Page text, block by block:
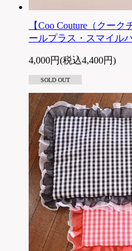
【Coo Couture（クー
ールプラス・スマイル
4,000円(税込4,400円)
SOLD OUT